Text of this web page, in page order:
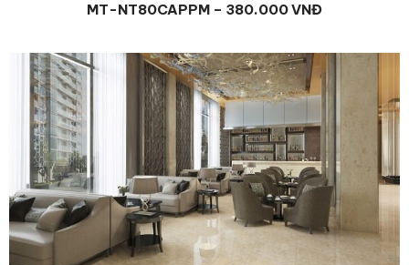
MT-NT80CAPPM – 380.000 VNĐ